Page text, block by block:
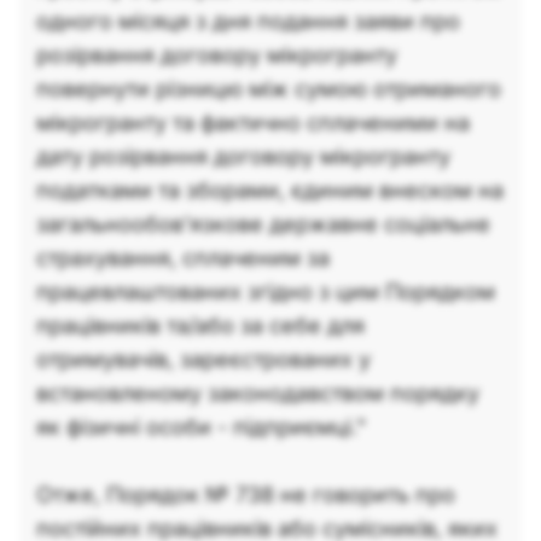
одного місяця з дня подання заяви про
розірвання договору мікрогранту
повернути різницю між сумою отриманого
мікрогранту та фактично сплаченими на
дату розірвання договору мікрогранту
податками та зборами, єдиним внеском на
загальнообов’язкове державне соціальне
страхування, сплаченим за
працевлаштованих згідно з цим Порядком
працівників та/або за себе для
отримувачів, зареєстрованих у
встановленому законодавством порядку
як фізичні особи - підприємці."
Отже, Порядок № 738 не говорить про
постійних працівників або сумісників, яких